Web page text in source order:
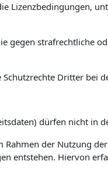
Lizenzbedingungen,
gegen strafrechtliche
Dritter bei
dürfen nicht in
der Nutzung
entstehen. Hiervon